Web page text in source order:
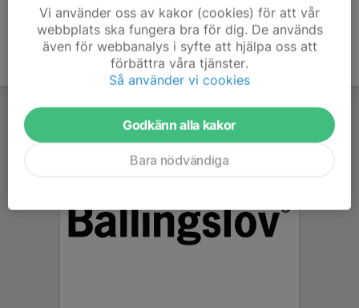
Vi använder oss av kakor (cookies) för att vår
webbplats ska fungera bra för dig. De används
även för webbanalys i syfte att hjälpa oss att
förbättra våra tjänster.
Så använder vi cookies
Godkänn alla kakor
Bara nödvändiga